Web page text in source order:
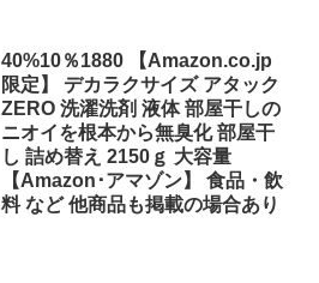
40%10％1880 【Amazon.co.jp
限定】 デカラクサイズ アタック
ZERO 洗濯洗剤 液体 部屋干しの
ニオイを根本から無臭化 部屋干
し 詰め替え 2150ｇ 大容量
【Amazon･アマゾン】 食品・飲
料 など 他商品も掲載の場合あり